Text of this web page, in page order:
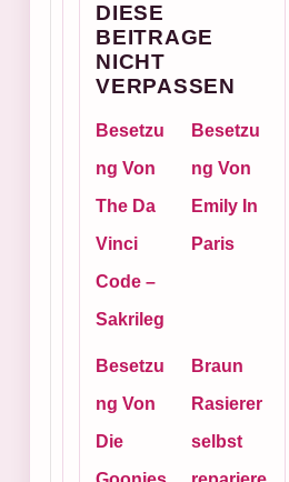
DIESE
BEITRAGE
NICHT
VERPASSEN
Besetzu
ng Von
The Da
Vinci
Code –
Sakrileg
Besetzu
ng Von
Emily In
Paris
Besetzu
ng Von
Die
Braun
Rasierer
selbst